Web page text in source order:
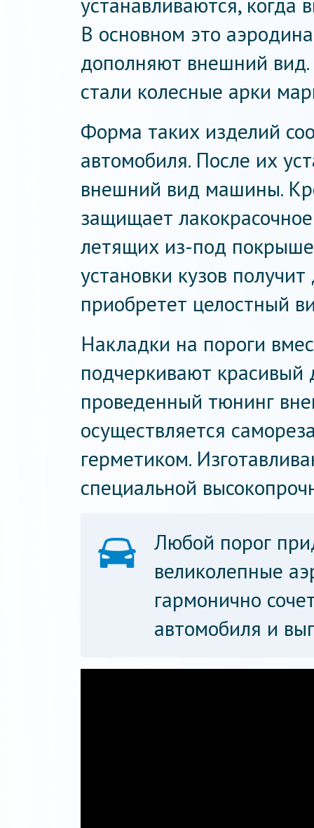
В основном это
дополняют внешний
стали колесные арки
Форма таких изделий
автомобиля. После их
внешний вид машины.
защищает
летящих из-под
установки кузов
приобретет целостный
Накладки на пороги
подчеркивают
проведенный тюнинг
осуществляется
герметиком.
специальной
Любой порог
великолепные
гармонично
автомобиля и